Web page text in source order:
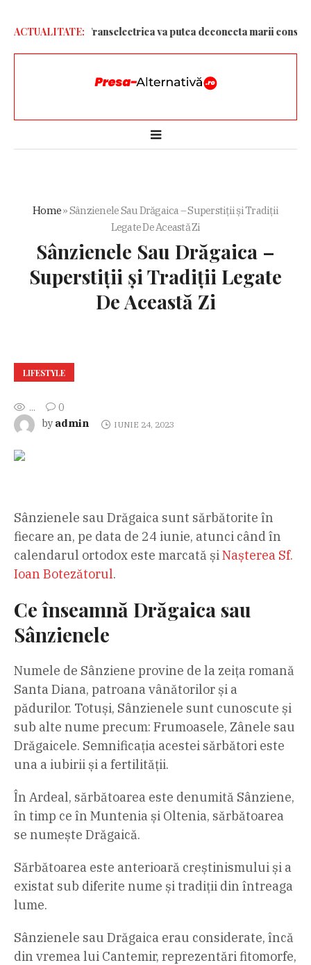
ACTUALITATE:
ploaie. Transelectrica va putea deconecta marii
Home»Sânzienele Sau Drăgaica – Superstiții și Tradiții
Legate De Această Zi
Sânzienele Sau Drăgaica –
Superstiții și Tradiții Legate
De Această Zi
LIFESTYLE
...
0
by admin IUNIE 24, 2023
Sânzienele sau Drăgaica sunt sărbătorite în
fiecare an, pe data de 24 iunie, atunci când în
calendarul ortodox este marcată șiNașterea Sf.
Ioan Botezătorul.
Ce înseamnă Drăgaica sau
Sânzienele
Numele de Sânziene provine de la zeița romană
Santa Diana, patroana vânătorilor și a
pădurilor. Totuși, Sânzienele sunt cunoscute și
sub alte nume precum: Frumoasele, Zânele sau
Drăgaicele. Semnificația acestei sărbători este
una a iubirii și a fertilității.
În Ardeal, sărbătoarea este denumită Sânziene,
în timp ce în Muntenia și Oltenia, sărbătoarea
se numește Drăgaică.
Sărbătoarea este anterioară creștinismului și a
existat sub diferite nume și tradiții din întreaga
lume.
Sânzienele sau Drăgaica erau considerate, încă
din vremea lui Cantemir, reprezentări fitomorfe,